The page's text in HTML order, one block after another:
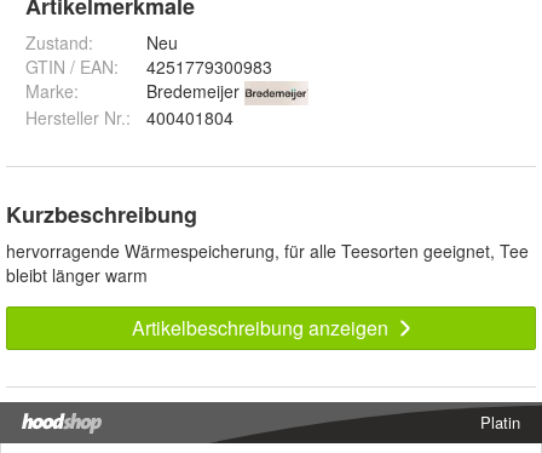
Zustand:
Neu
GTIN / EAN:
4251779300983
Marke:
Bredemeijer
Hersteller Nr.:
400401804
Kurzbeschreibung
hervorragende Wärmespeicherung, für alle Teesorten geeignet, Tee
bleibt länger warm
Artikelbeschreibung anzeigen
Platin